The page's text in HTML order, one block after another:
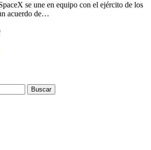
se une en equipo con el ejército de los
acuerdo de…
Buscar